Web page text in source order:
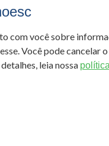
com você sobre
Você pode cancelar
leia nossa